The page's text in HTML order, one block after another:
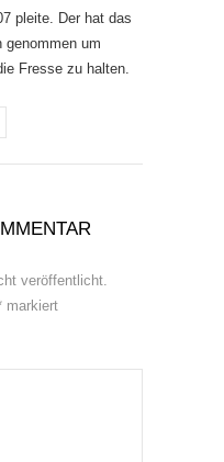
pleite. Der hat das
genommen um
Fresse zu halten.
veröffentlicht.
markiert